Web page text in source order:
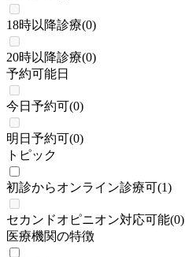
18時以降診療(0)
20時以降診療(0)
予約可能日
今日予約可(0)
明日予約可(0)
トピック
初診からオンライン診療可(1)
セカンドオピニオン対応可能(0)
医療機関の特徴